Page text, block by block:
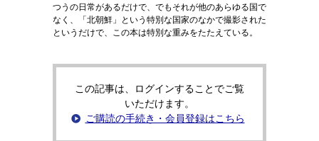
つうの日常があるだけで、でもそれが他のあらゆる国で
なく、「北朝鮮」という特別な国家のなかで撮影された
というだけで、この本は特別な重みをたたえている。
この記事は、ログインすることでご覧
いただけます。
ご購読の手続き・会員登録はこちら